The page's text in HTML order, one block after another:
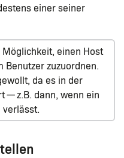
einer seiner
einen Host
Benutzer zuzuordnen.
da es in der
— z.B. dann, wenn ein
verlässt.